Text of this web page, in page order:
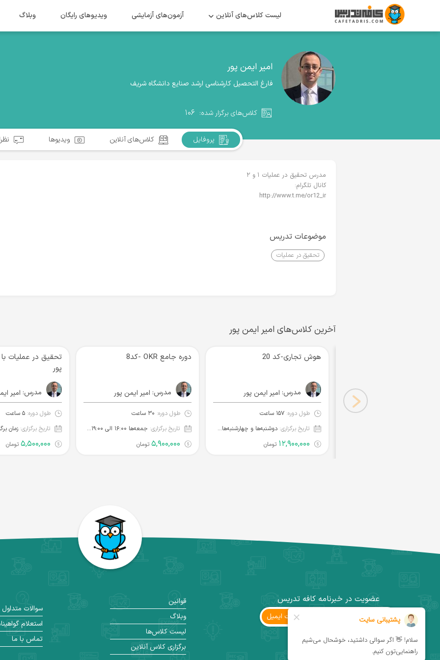
لیست کلاس‌های آنلاین آزمون‌های آزمایشی ویدیو‌های رایگان وبلاگ
امیر ایمن پور
فارغ التحصیل کارشناسی ارشد صنایع دانشگاه شریف
کلاس‌های برگزار شده: ۱۰۶
پروفایل کلاس‌های آنلاین ویدیوها
مدرس تحقیق در عملیات ۱ و ۲
کانال تلگرام:
http://www.t.me/or12_ir
موضوعات تدریس
تحقیق در عملیات
آخرین کلاس‌های امیر ایمن پور
هوش تجاری-کد 20
مدرس: امیر ایمن پور
طول دوره: ۱۵۷ ساعت
تاریخ برگزاری:
دوشنبه‌ها و چهارشنبه‌ها ۱۹:۰۰ الی ۲۲:۰۰ (شروع از ۲۳ آبان ۱۴۰۳)
۱۲,۹۰۰,۰۰۰ تومان
دوره جامع OKR -کد8
مدرس: امیر ایمن پور
طول دوره: ۳۰ ساعت
تاریخ برگزاری:
جمعه‌ها ۱۶:۰۰ الی ۱۹:۰۰ (شروع از ۲۰ مهر ۱۴۰۳)
۵,۹۰۰,۰۰۰ تومان
تحقیق در عملیات
پور
مدرس: امیر
طول دوره: ۵ ساعت
تاریخ برگزاری:
۵,۵۰۰,۰۰۰ تومان
عضویت در خبرنامه کافه تدریس
ثبت ‌ایمیل
کانال تلگرام
قوانین
وبلاگ
لیست کلاس‌ها
برگزاری کلاس آنلاین
سوالات متداول
استعلام
تماس با ما